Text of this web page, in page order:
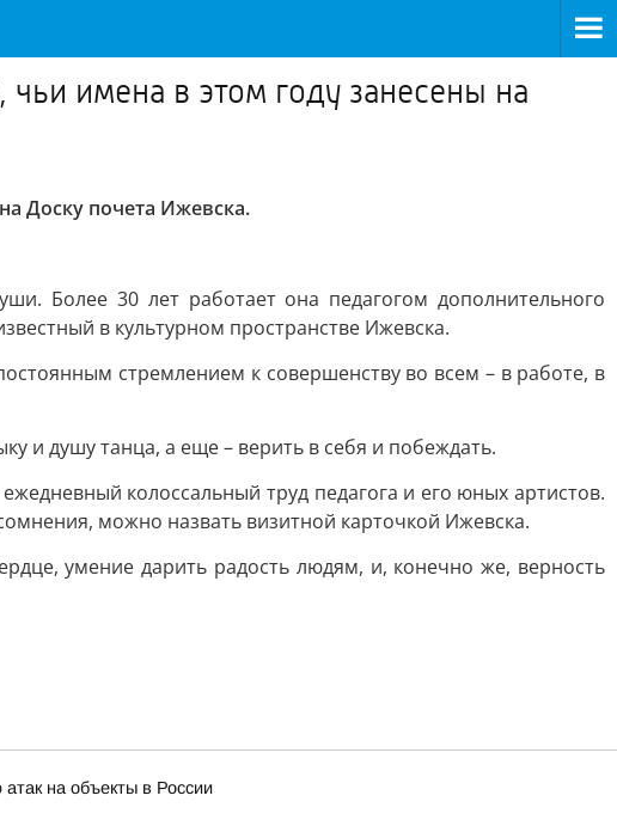
имена в этом году занесены на
Доску почета Ижевска.
Более 30 лет работает она педагогом дополнительного
в культурном пространстве Ижевска.
стремлением к совершенству во всем – в работе, в
и душу танца, а еще – верить в себя и побеждать.
колоссальный труд педагога и его юных артистов.
можно назвать визитной карточкой Ижевска.
умение дарить радость людям, и, конечно же, верность
на объекты в России